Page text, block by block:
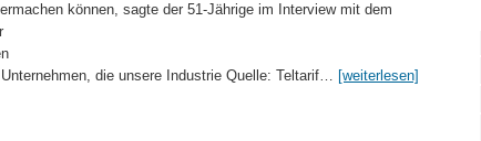
können, sagte der 51-Jährige im Interview mit dem
die unsere Industrie Quelle: Teltarif… [weiterlesen]